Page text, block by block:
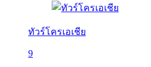
ทัวร์โครเอเชีย
9